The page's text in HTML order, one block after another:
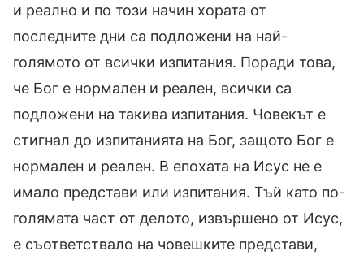
и реално и по този начин хората от
последните дни са подложени на най-
голямото от всички изпитания. Поради това,
че Бог е нормален и реален, всички са
подложени на такива изпитания. Човекът е
стигнал до изпитанията на Бог, защото Бог е
нормален и реален. В епохата на Исус не е
имало представи или изпитания. Тъй като по-
голямата част от делото, извършено от Исус,
е съответствало на човешките представи,